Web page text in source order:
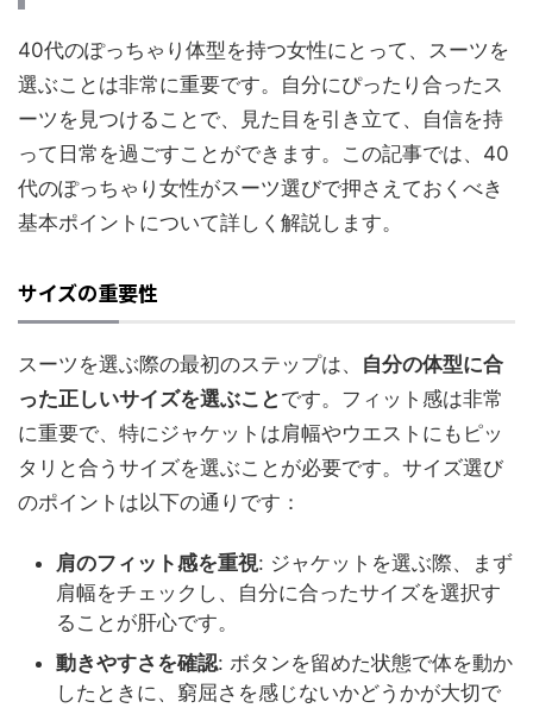
40代のぽっちゃり体型を持つ女性にとって、スーツを
選ぶことは非常に重要です。自分にぴったり合ったス
ーツを見つけることで、見た目を引き立て、自信を持
って日常を過ごすことができます。この記事では、40
代のぽっちゃり女性がスーツ選びで押さえておくべき
基本ポイントについて詳しく解説します。
サイズの重要性
スーツを選ぶ際の最初のステップは、 自分の体型に合
った正しいサイズを選ぶこと です。フィット感は非常
に重要で、特にジャケットは肩幅やウエストにもピッ
タリと合うサイズを選ぶことが必要です。サイズ選び
のポイントは以下の通りです：
肩のフィット感を重視: ジャケットを選ぶ際、まず
肩幅をチェックし、自分に合ったサイズを選択す
ることが肝心です。
動きやすさを確認: ボタンを留めた状態で体を動か
したときに、窮屈さを感じないかどうかが大切で